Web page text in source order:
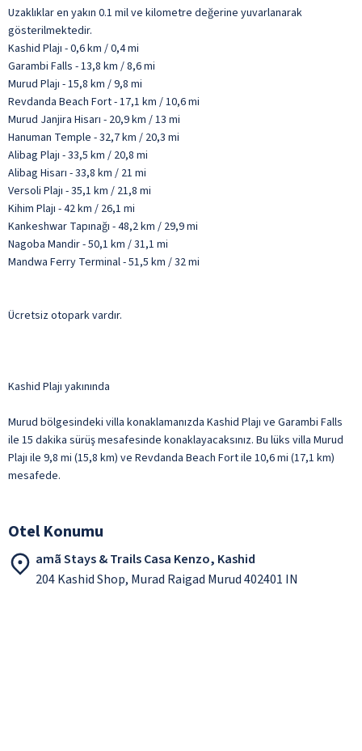
Uzaklıklar en yakın 0.1 mil ve kilometre değerine yuvarlanarak
gösterilmektedir.
Kashid Plajı - 0,6 km / 0,4 mi
Garambi Falls - 13,8 km / 8,6 mi
Murud Plajı - 15,8 km / 9,8 mi
Revdanda Beach Fort - 17,1 km / 10,6 mi
Murud Janjira Hisarı - 20,9 km / 13 mi
Hanuman Temple - 32,7 km / 20,3 mi
Alibag Plajı - 33,5 km / 20,8 mi
Alibag Hisarı - 33,8 km / 21 mi
Versoli Plajı - 35,1 km / 21,8 mi
Kihim Plajı - 42 km / 26,1 mi
Kankeshwar Tapınağı - 48,2 km / 29,9 mi
Nagoba Mandir - 50,1 km / 31,1 mi
Mandwa Ferry Terminal - 51,5 km / 32 mi
Ücretsiz otopark vardır.
Kashid Plajı yakınında
Murud bölgesindeki villa konaklamanızda Kashid Plajı ve Garambi Falls
ile 15 dakika sürüş mesafesinde konaklayacaksınız. Bu lüks villa Murud
Plajı ile 9,8 mi (15,8 km) ve Revdanda Beach Fort ile 10,6 mi (17,1 km)
mesafede.
Otel Konumu
amã Stays & Trails Casa Kenzo, Kashid
204 Kashid Shop, Murad Raigad Murud 402401 IN